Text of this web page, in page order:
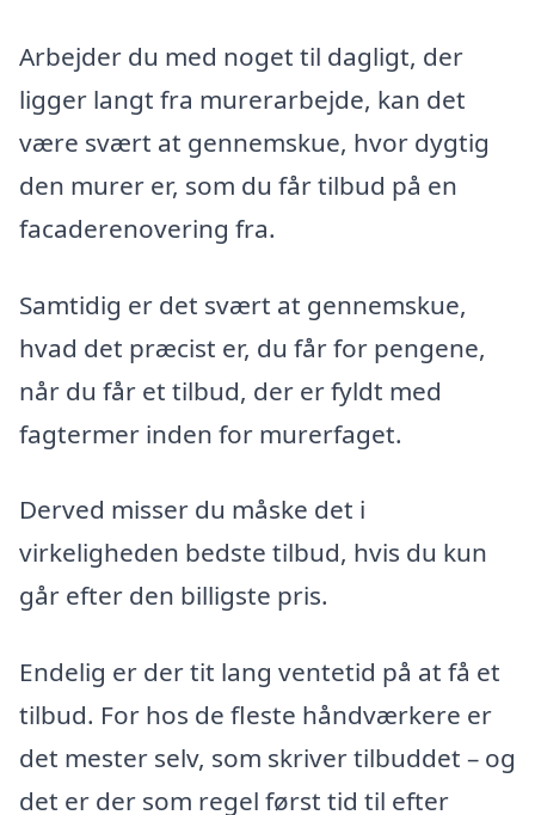
Arbejder du med noget til dagligt, der
ligger langt fra murerarbejde, kan det
være svært at gennemskue, hvor dygtig
den murer er, som du får tilbud på en
facaderenovering fra.
Samtidig er det svært at gennemskue,
hvad det præcist er, du får for pengene,
når du får et tilbud, der er fyldt med
fagtermer inden for murerfaget.
Derved misser du måske det i
virkeligheden bedste tilbud, hvis du kun
går efter den billigste pris.
Endelig er der tit lang ventetid på at få et
tilbud. For hos de fleste håndværkere er
det mester selv, som skriver tilbuddet – og
det er der som regel først tid til efter